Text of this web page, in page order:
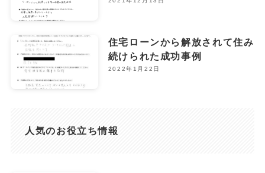
住宅ローンから解放されて住み
続けられた成功事例
2022年1月22日
人気のお役立ち情報